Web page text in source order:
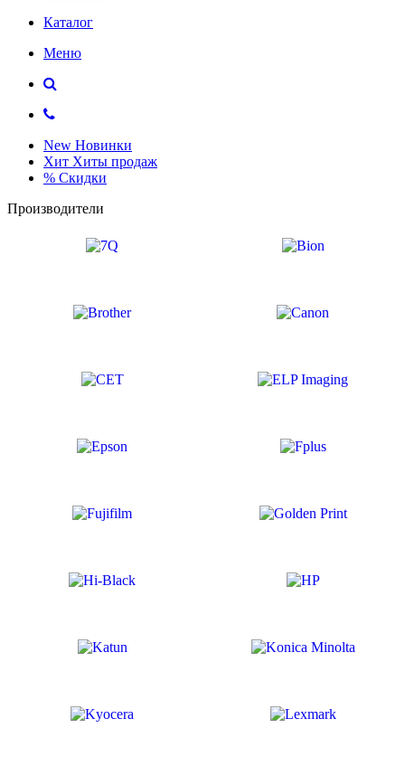
Каталог
Меню
New Новинки
Хит Хиты продаж
% Скидки
Производители